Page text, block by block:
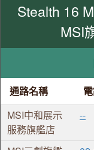
Stealth 16
MSI
通路名稱
MSI中和展示
服務旗艦店
--